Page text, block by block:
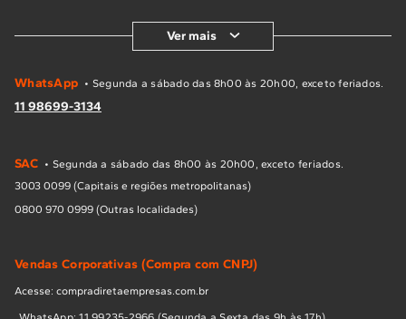
Ver mais
WhatsApp • Segunda a sábado das 8h00 às 20h00, exceto feriados.
11 98699-3134
SAC • Segunda a sábado das 8h00 às 20h00, exceto feriados.
3003 0099 (Capitais e regiões metropolitanas)
0800 970 0999 (Outras localidades)
Vendas Corporativas (Compra com CNPJ)
Acesse: compradiretaempresas.com.br